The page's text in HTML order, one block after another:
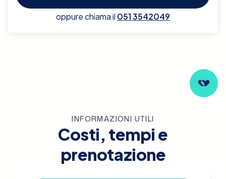
oppure chiama il 051 3542049
INFORMAZIONI UTILI
Costi, tempi e
prenotazione